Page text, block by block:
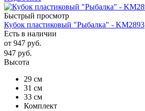
Быстрый просмотр
Кубок пластиковый "Рыбалка" - KM2893
Есть в наличии
от 947 руб.
947 руб.
Высота
29 см
31 см
33 см
Комплект